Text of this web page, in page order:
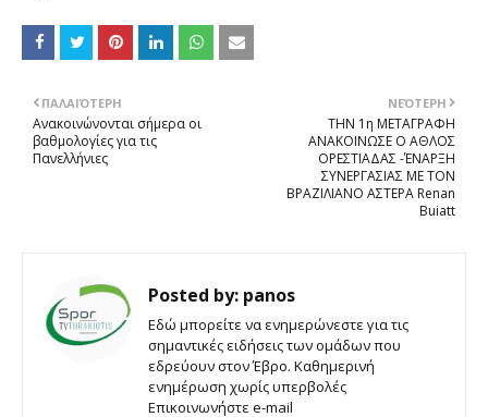
ΝΕΌΤΕΡΗ
ΤΗΝ 1η ΜΕΤΑΓΡΑΦΗ
ΑΝΑΚΟΙΝΩΣΕ Ο ΑΘΛΟΣ
ΟΡΕΣΤΙΑΔΑΣ -ΈΝΑΡΞΗ
ΣΥΝΕΡΓΑΣΙΑΣ ΜΕ ΤΟΝ
ΒΡΑΖΙΛΙΑΝΟ ΑΣΤΕΡΑ Renan
Buiatt
ΠΑΛΑΙΌΤΕΡΗ
Ανακοινώνονται σήμερα οι
βαθμολογίες για τις
Πανελλήνιες
Posted by: panos
Εδώ μπορείτε να ενημερώνεστε για τις
σημαντικές ειδήσεις των ομάδων που
εδρεύουν στον Έβρο. Καθημερινή
ενημέρωση χωρίς υπερβολές
Επικοινωνήστε e-mail